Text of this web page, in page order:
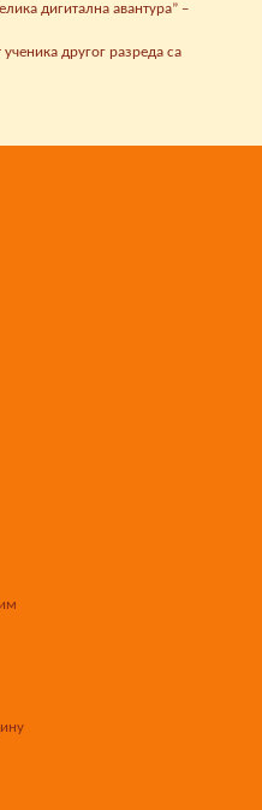
дигитална авантура” –
другог разреда са